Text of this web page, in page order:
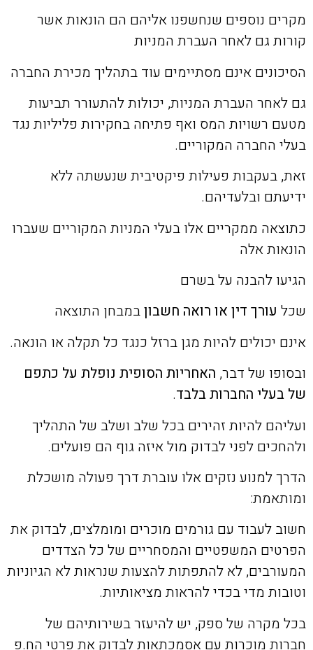
מקרים נוספים שנחשפנו אליהם הם הונאות אשר
קורות גם לאחר העברת המניות
הסיכונים אינם מסתיימים עוד בתהליך מכירת החברה
גם לאחר העברת המניות, יכולות להתעורר תביעות
מטעם רשויות המס ואף פתיחה בחקירות פליליות נגד
בעלי החברה המקוריים.
זאת, בעקבות פעילות פיקטיבית שנעשתה ללא
ידיעתם ובלעדיהם.
כתוצאה ממקריים אלו בעלי המניות המקוריים שעברו
הונאות אלה
הגיעו להבנה על בשרם
שכל עורך דין או רואה חשבוןבמבחן התוצאה
אינם יכולים להיות מגן ברזל כנגד כל תקלה או הונאה.
ובסופו של דבר, האחריות הסופית נופלת על כתפם
של בעלי החברות בלבד.
ועליהם להיות זהירים בכל שלב ושלב של התהליך
ולהחכים לפני לבדוק מול איזה גוף הם פועלים.
הדרך למנוע נזקים אלו עוברת דרך פעולה מושכלת
ומותאמת:
חשוב לעבוד עם גורמים מוכרים ומומלצים, לבדוק את
הפרטים המשפטיים והמסחריים של כל הצדדים
המעורבים, לא להתפתות להצעות שנראות לא הגיוניות
וטובות מדי בכדי להראות מציאותיות.
בכל מקרה של ספק, יש להיעזר בשירותיהם של
חברות מוכרות עם אסמכתאות לבדוק את פרטי הח.פ